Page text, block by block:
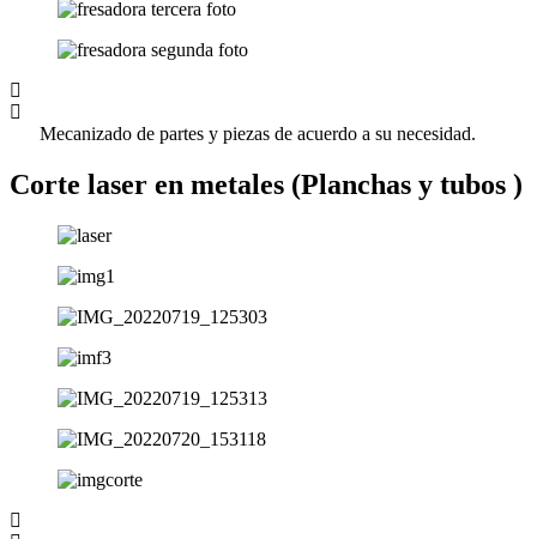
Mecanizado de partes y piezas de acuerdo a su necesidad.
Corte laser en metales (Planchas y tubos )